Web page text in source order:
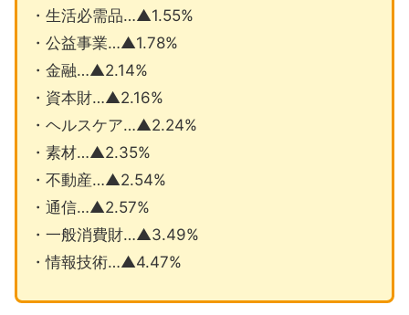
・生活必需品…▲1.55%
・公益事業…▲1.78%
・金融…▲2.14%
・資本財…▲2.16%
・ヘルスケア…▲2.24%
・素材…▲2.35%
・不動産…▲2.54%
・通信…▲2.57%
・一般消費財…▲3.49%
・情報技術…▲4.47%